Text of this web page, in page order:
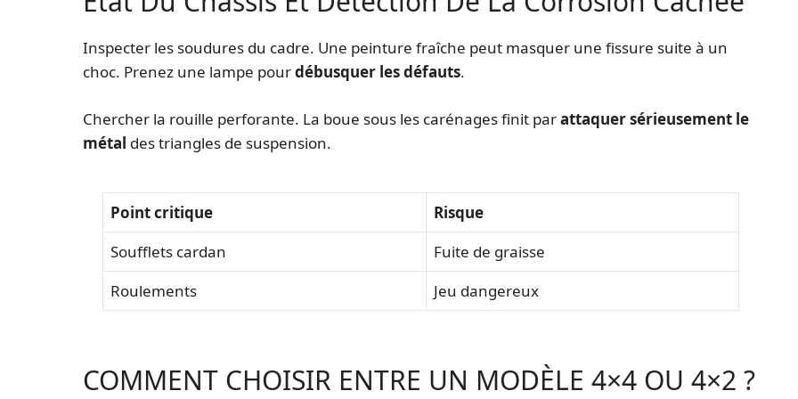
Inspecter les soudures du cadre. Une peinture fraîche peut masquer une fissure suite à un
choc. Prenez une lampe pourdébusquer les défauts.
Chercher la rouille perforante. La boue sous les carénages finit parattaquer sérieusement le
métal des triangles de suspension.
Point critique
Risque
Soufflets cardan
Fuite de graisse
Roulements
Jeu dangereux
COMMENT CHOISIR ENTRE UN MODÈLE 4×4 OU 4×2 ?